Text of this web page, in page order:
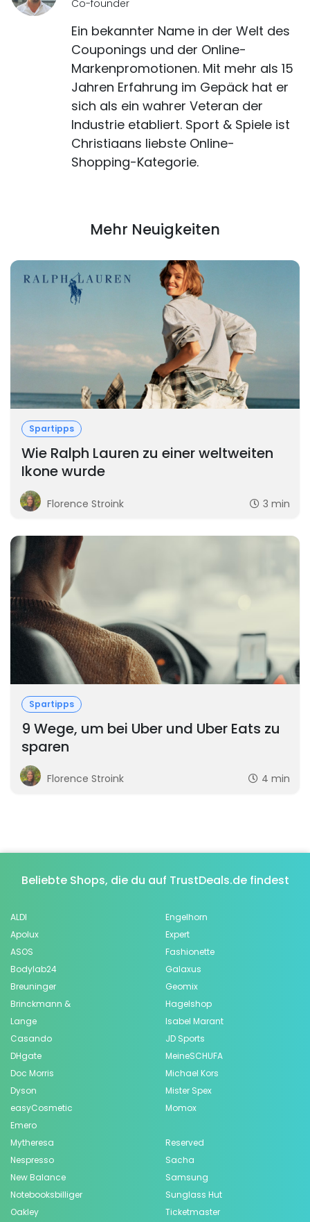
Co-founder
Ein bekannter Name in der Welt des
Couponings und der Online-
Markenpromotionen. Mit mehr als 15
Jahren Erfahrung im Gepäck hat er
sich als ein wahrer Veteran der
Industrie etabliert. Sport & Spiele ist
Christiaans liebste Online-
Shopping-Kategorie.
Mehr Neuigkeiten
Spartipps
Wie Ralph Lauren zu einer weltweiten
Ikone wurde
Florence Stroink 3 min
Spartipps
9 Wege, um bei Uber und Uber Eats zu
sparen
Florence Stroink 4 min
Beliebte Shops, die du auf TrustDeals.de findest
ALDI
Apolux
ASOS
Bodylab24
Breuninger
Brinckmann &
Lange
Casando
DHgate
Doc Morris
Dyson
easyCosmetic
Emero
Engelhorn
Expert
Fashionette
Galaxus
Geomix
Hagelshop
Isabel Marant
JD Sports
MeineSCHUFA
Michael Kors
Mister Spex
Momox
Mytheresa
Nespresso
New Balance
Notebooksbilliger
Oakley
Reserved
Sacha
Samsung
Sunglass Hut
Ticketmaster